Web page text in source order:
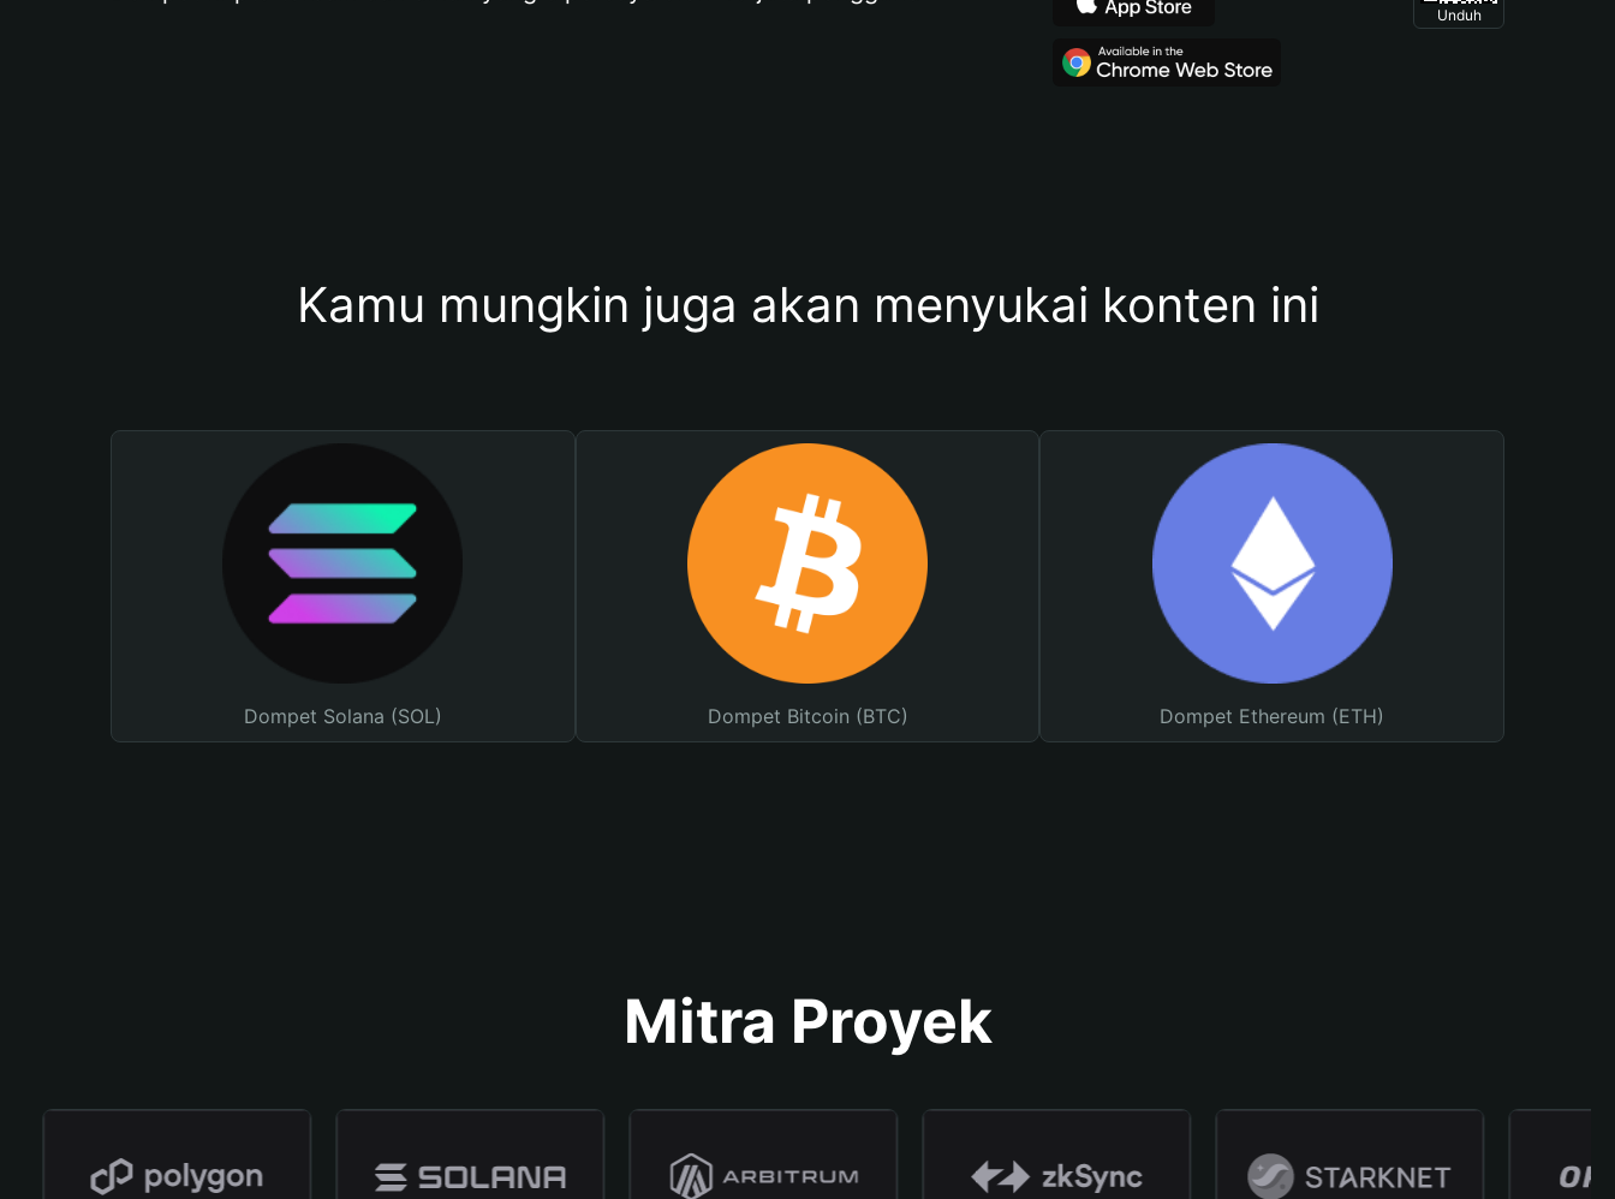
Unduh
Kamu mungkin juga akan menyukai konten ini
Dompet Solana (SOL) Dompet Bitcoin (BTC) Dompet Ethereum (ETH)
Mitra Proyek